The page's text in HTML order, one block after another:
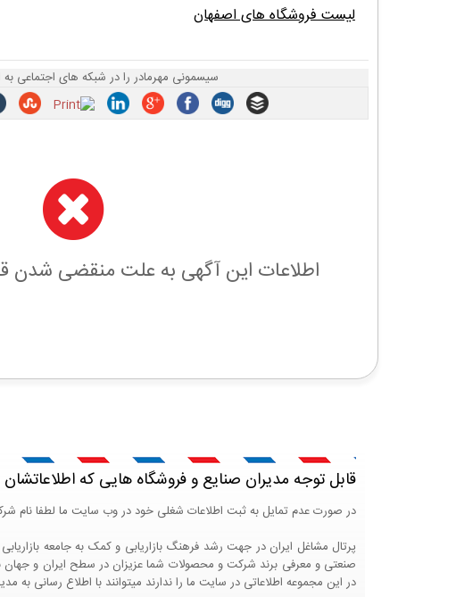
لیست فروشگاه های اصفهان
سیسمونی مهرمادر را در شبکه های اجتماعی به
اطلاعات این آگهی به علت منقضی شدن
قابل توجه مدیران صنایع و فروشگاه هایی که
در صورت عدم تمایل به ثبت اطلاعات شغلی خود در وب سایت ما لطفا نام
صنعتی و معرفی برند شرکت و محصولات شما عزیزان در سطح ایران و جهان
در این مجموعه اطلاعاتی در سایت ما را ندارند میتوانند با اطلاع رسانی